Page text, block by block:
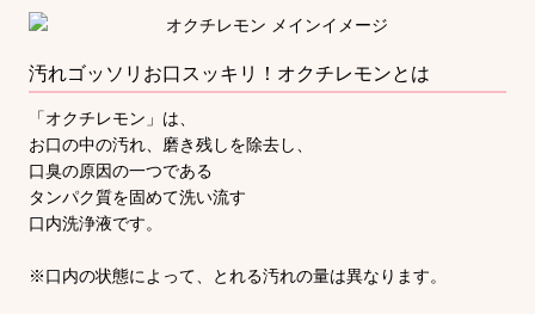
汚れゴッソリお口スッキリ！オクチレモンとは
「オクチレモン」は、
お口の中の汚れ、磨き残しを除去し、
口臭の原因の一つである
タンパク質を固めて洗い流す
口内洗浄液です。
※口内の状態によって、とれる汚れの量は異なります。